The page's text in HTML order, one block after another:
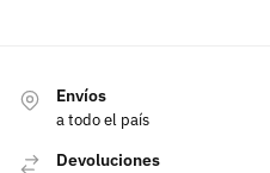
Envíos
a todo el país
Devoluciones